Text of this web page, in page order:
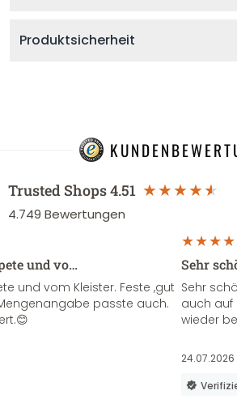
Produktsicherheit
Trusted Shops4.51
4.749 Bewertungen
und vo…
und vom Kleister. Feste ,gut
passte auch.
Sehr
Sehr
auch auf
wieder
24.07.2026